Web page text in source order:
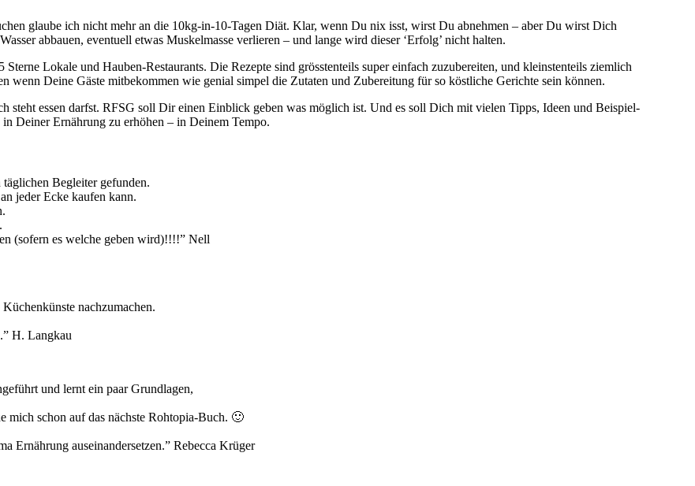
glaube ich nicht mehr an die 10kg-in-10-Tagen Diät. Klar, wenn Du nix isst, wirst Du abnehmen – aber Du wirst Dich
abbauen, eventuell etwas Muskelmasse verlieren – und lange wird dieser ‘Erfolg’ nicht halten.
Lokale und Hauben-Restaurants. Die Rezepte sind grösstenteils super einfach zuzubereiten, und kleinstenteils ziemlich
wenn Deine Gäste mitbekommen wie genial simpel die Zutaten und Zubereitung für so köstliche Gerichte sein können.
steht essen darfst. RFSG soll Dir einen Einblick geben was möglich ist. Und es soll Dich mit vielen Tipps, Ideen und Beispiel-
Deiner Ernährung zu erhöhen – in Deinem Tempo.
Begleiter gefunden.
jeder Ecke kaufen kann.
(sofern es welche geben wird)!!!!” Nell
nachzumachen.
H. Langkau
und lernt ein paar Grundlagen,
schon auf das nächste Rohtopia-Buch. 🙂
Ernährung auseinandersetzen.” Rebecca Krüger